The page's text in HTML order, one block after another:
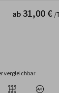
ab 31,00 € /
vergleichbar